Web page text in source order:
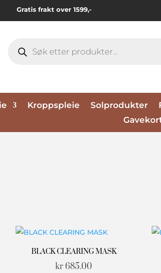
Gratis frakt over 1599,-
search
Kroppspleie Solprodukter
BLACK CLEARING MASK
kr 685.00